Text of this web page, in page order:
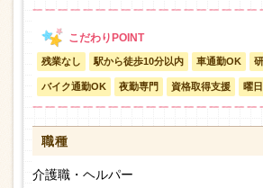
お問い合わせ
残業なし 駅から徒歩10分以内 車通勤OK
バイク通勤OK 夜勤専門 資格取得支援 曜
職種
介護職・ヘルパー